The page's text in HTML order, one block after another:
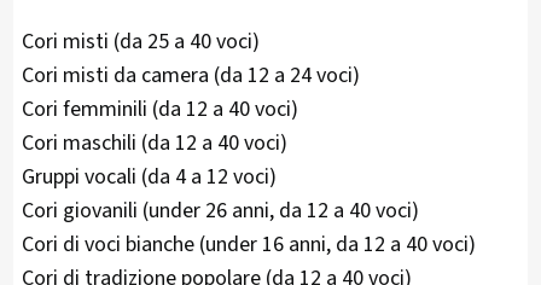
Cori misti (da 25 a 40 voci)
Cori misti da camera (da 12 a 24 voci)
Cori femminili (da 12 a 40 voci)
Cori maschili (da 12 a 40 voci)
Gruppi vocali (da 4 a 12 voci)
Cori giovanili (under 26 anni, da 12 a 40 voci)
Cori di voci bianche (under 16 anni, da 12 a 40 voci)
Cori di tradizione popolare (da 12 a 40 voci)